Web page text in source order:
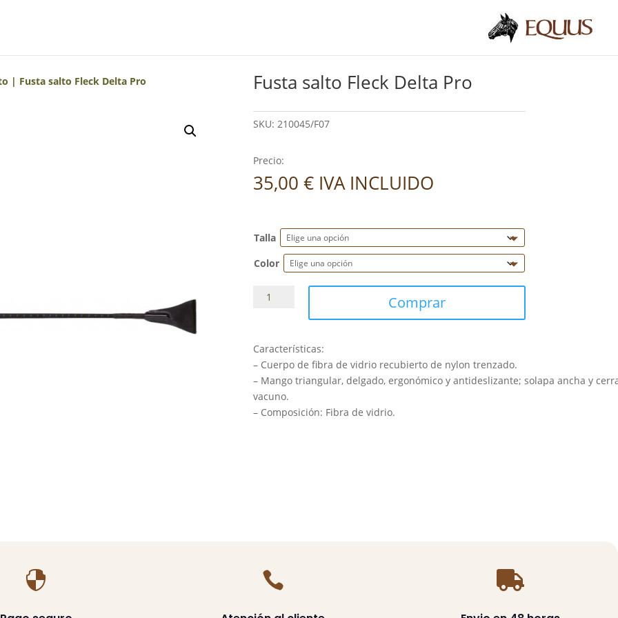
| Fusta salto Fleck Delta Pro Fusta salto Fleck Delta Pro
SKU: 210045/F07
Precio:
35,00 € IVA INCLUIDO
Talla
Color
Fusta
Pro
cantidad
Comprar
Características:
– Cuerpo de fibra de vidrio recubierto de nylon trenzado.
– Mango triangular, delgado, ergonómico y antideslizante; solapa ancha y
vacuno.
– Composición: Fibra de vidrio.
  